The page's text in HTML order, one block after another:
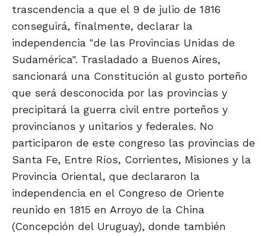
trascendencia a que el 9 de julio de 1816
conseguirá, finalmente, declarar la
independencia "de las Provincias Unidas de
Sudamérica". Trasladado a Buenos Aires,
sancionará una Constitución al gusto porteño
que será desconocida por las provincias y
precipitará la guerra civil entre porteños y
provincianos y unitarios y federales. No
participaron de este congreso las provincias de
Santa Fe, Entre Ríos, Corrientes, Misiones y la
Provincia Oriental, que declararon la
independencia en el Congreso de Oriente
reunido en 1815 en Arroyo de la China
(Concepción del Uruguay), donde también